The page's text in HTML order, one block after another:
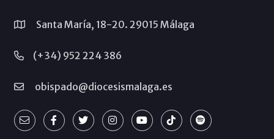
Santa María, 18-20. 29015 Málaga
(+34) 952 224 386
obispado@diocesismalaga.es